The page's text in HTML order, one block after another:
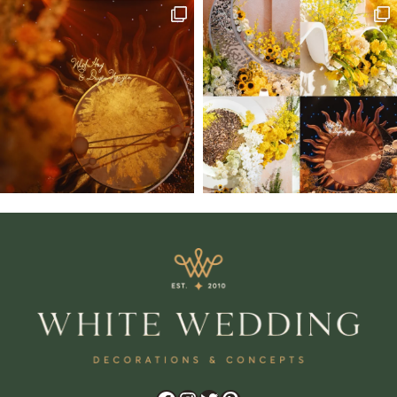
Zalo
Chat trực tiếp